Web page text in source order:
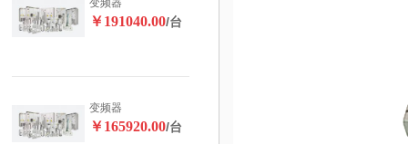
变频器
￥191040.00/台
变频器
￥165920.00/台